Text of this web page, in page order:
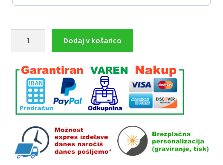
višina
količina
Dodaj v košarico